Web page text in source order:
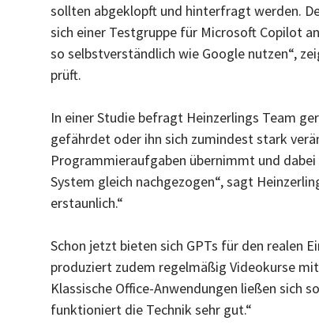
sollten abgeklopft und hinterfragt werden.
sich einer Testgruppe für Microsoft Copilot
so selbstverständlich wie Google nutzen“,
prüft.
In einer Studie befragt Heinzerlings Team
gefährdet oder ihn sich zumindest stark
Programmieraufgaben übernimmt und
System gleich nachgezogen“, sagt
erstaunlich.“
Schon jetzt bieten sich GPTs für den realen
produziert zudem regelmäßig Videokurse
Klassische Office-Anwendungen ließen sich
funktioniert die Technik sehr gut.“